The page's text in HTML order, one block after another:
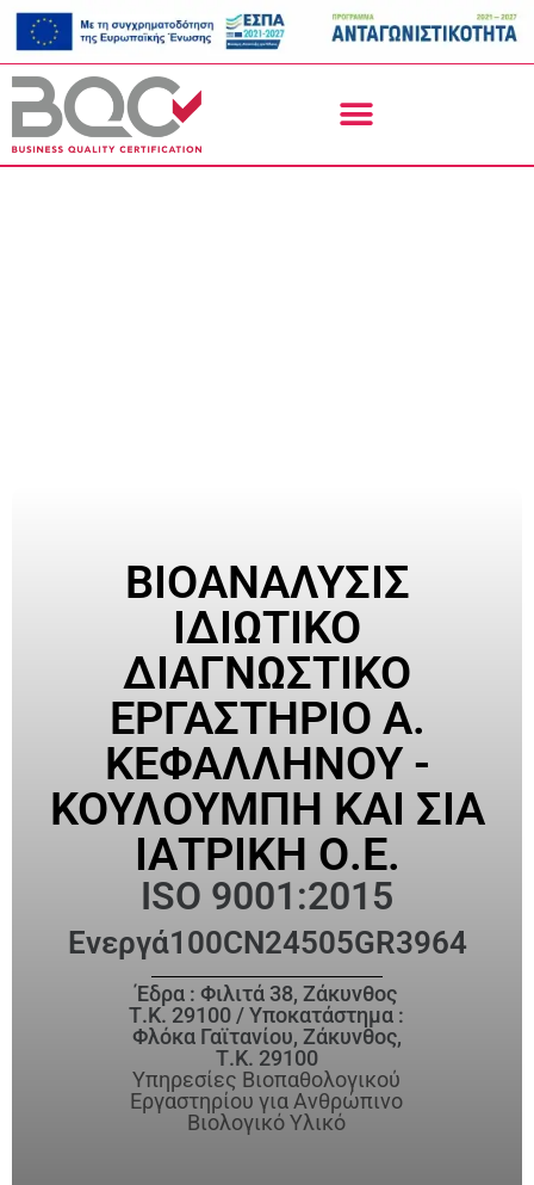
ΒΙΟΑΝΑΛΥΣΙΣ
ΙΔΙΩΤΙΚΟ
ΔΙΑΓΝΩΣΤΙΚΟ
ΕΡΓΑΣΤΗΡΙΟ Α.
ΚΕΦΑΛΛΗΝΟΥ -
ΚΟΥΛΟΥΜΠΗ ΚΑΙ ΣΙΑ
ΙΑΤΡΙΚΗ Ο.Ε.
ISO 9001:2015
Ενεργά100CN24505GR3964
Έδρα : Φιλιτά 38, Ζάκυνθος
Τ.Κ. 29100 / Υποκατάστημα :
Φλόκα Γαϊτανίου, Ζάκυνθος,
Τ.Κ. 29100
Υπηρεσίες Βιοπαθολογικού
Εργαστηρίου για Ανθρώπινο
Βιολογικό Υλικό